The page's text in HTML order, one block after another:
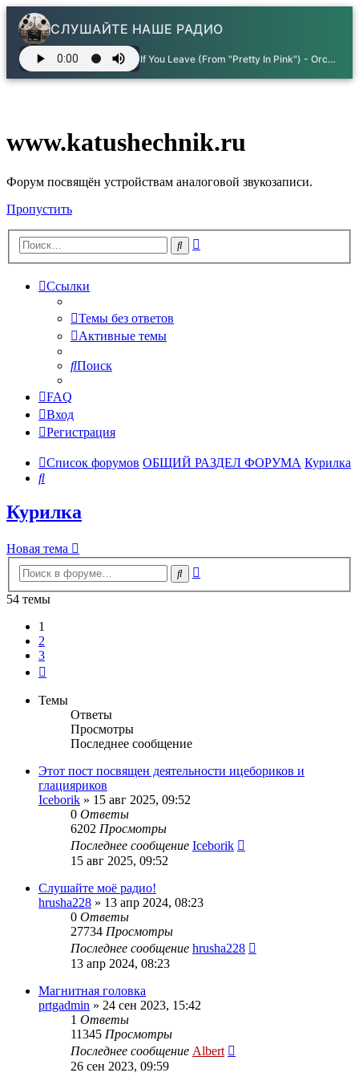
СЛУШАЙТЕ НАШЕ РАДИО
If You Leave (From "Pretty In Pink") - Orchestral Manoeuvres in the dark (OMD)
www.katushechnik.ru
Форум посвящён устройствам аналоговой звукозаписи.
Пропустить
Поиск
Ссылки
Темы без ответов
Активные темы
Поиск
FAQ
Вход
Регистрация
Список форумов ОБЩИЙ РАЗДЕЛ ФОРУМА Курилка
Поиск
Курилка
Новая тема
Поиск
54 темы
1
2
3
Темы
Ответы
Просмотры
Последнее сообщение
Этот пост посвящен деятельности ицебориков и
глацияриков
Iceborik » 15 авг 2025, 09:52
0 Ответы
6202 Просмотры
Последнее сообщение Iceborik
15 авг 2025, 09:52
Слушайте моё радио!
hrusha228 » 13 апр 2024, 08:23
0 Ответы
27734 Просмотры
Последнее сообщение hrusha228
13 апр 2024, 08:23
Магнитная головка
prtgadmin » 24 сен 2023, 15:42
1 Ответы
11345 Просмотры
Последнее сообщение Albert
26 сен 2023, 09:59